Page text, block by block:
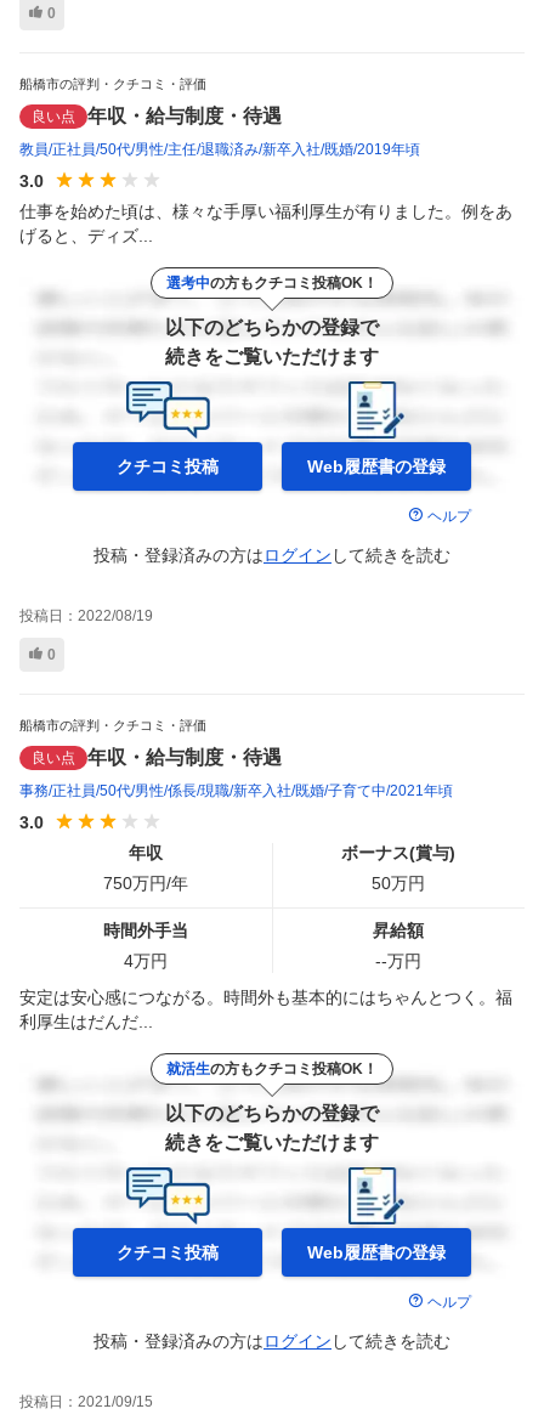
0
船橋市の評判・クチコミ・評価
良い点 年収・給与制度・待遇
教員 正社員 50代 男性 主任 退職済み 新卒入社 既婚 2019年頃
3.0
仕事を始めた頃は、様々な手厚い福利厚生が有りました。例をあ
げると、ディズ...
選考中の方もクチコミ投稿OK！
以下のどちらかの登録で
続きをご覧いただけます
クチコミ投稿 Web履歴書の登録
ヘルプ
投稿・登録済みの方はログイン して続きを読む
投稿日： 2022/08/19
0
船橋市の評判・クチコミ・評価
良い点 年収・給与制度・待遇
事務 正社員 50代 男性 係長 現職 新卒入社 既婚 子育て中 2021年頃
3.0
年収
750万円/年
ボーナス(賞与)
50万円
時間外手当
4万円
昇給額
--万円
安定は安心感につながる。時間外も基本的にはちゃんとつく。福
利厚生はだんだ...
就活生の方もクチコミ投稿OK！
以下のどちらかの登録で
続きをご覧いただけます
クチコミ投稿 Web履歴書の登録
ヘルプ
投稿・登録済みの方はログイン して続きを読む
投稿日： 2021/09/15